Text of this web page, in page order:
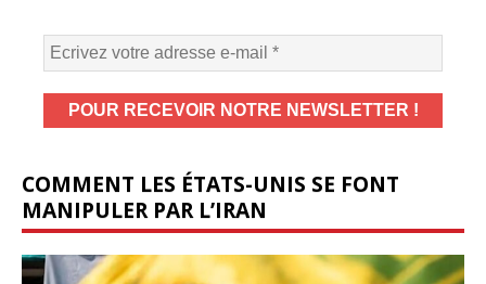
COMMENT LES ÉTATS-UNIS SE FONT
MANIPULER PAR L’IRAN